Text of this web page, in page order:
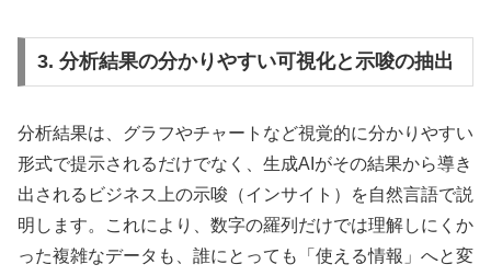
3. 分析結果の分かりやすい可視化と示唆の抽出
分析結果は、グラフやチャートなど視覚的に分かりやすい
形式で提示されるだけでなく、生成AIがその結果から導き
出されるビジネス上の示唆（インサイト）を自然言語で説
明します。これにより、数字の羅列だけでは理解しにくか
った複雑なデータも、誰にとっても「使える情報」へと変